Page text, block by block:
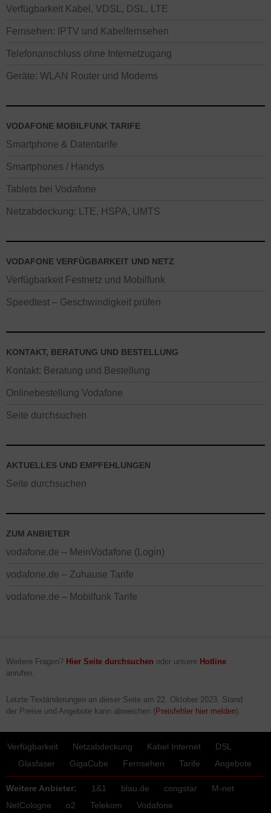
Verfügbarkeit Kabel, VDSL, DSL, LTE
Fernsehen: IPTV und Kabelfernsehen
Telefonanschluss ohne Internetzugang
Geräte: WLAN Router und Modems
VODAFONE MOBILFUNK TARIFE
Smartphone & Datentarife
Smartphones / Handys
Tablets bei Vodafone
Netzabdeckung: LTE, HSPA, UMTS
VODAFONE VERFÜGBARKEIT UND NETZ
Verfügbarkeit Festnetz und Mobilfunk
Speedtest – Geschwindigkeit prüfen
KONTAKT, BERATUNG UND BESTELLUNG
Kontakt: Beratung und Bestellung
Onlinebestellung Vodafone
Seite durchsuchen
AKTUELLES UND EMPFEHLUNGEN
Seite durchsuchen
ZUM ANBIETER
vodafone.de – MeinVodafone (Login)
vodafone.de – Zuhause Tarife
vodafone.de – Mobilfunk Tarife
Weitere Fragen? Hier Seite durchsuchen oder unsere Hotline
anrufen.
Letzte Textänderungen an dieser Seite am 22. Oktober 2023. Stand
der Preise und Angebote kann abweichen (Preisfehler hier melden).
Verfügbarkeit Netzabdeckung Kabel Internet
DSL
Glasfaser
GigaCube Fernsehen Tarife Angebote
Weitere Anbieter: 1&1 blau.de congstar
M-net
NetCologne
o2 Telekom Vodafone